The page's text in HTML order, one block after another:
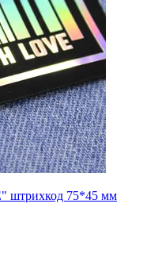
штрихкод 75*45 мм